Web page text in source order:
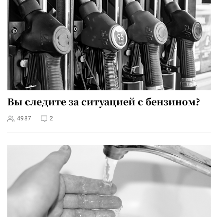
Вы следите за ситуацией с бензином?
4987 2